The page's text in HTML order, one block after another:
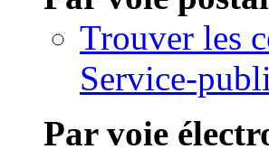
Trouver les
Service-
Par voie